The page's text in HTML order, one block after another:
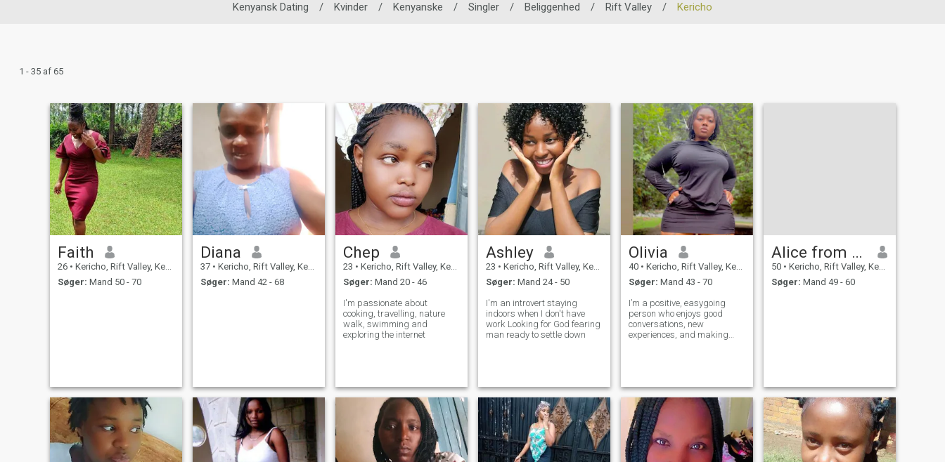
Kenyansk Dating / Kvinder / Kenyanske / Singler / Beliggenhed / Rift Valley / Kericho
1 - 35 af 65
Faith
26 • Kericho, Rift Valley, Kenya
Søger: Mand 50 - 70
Diana
37 • Kericho, Rift Valley, Kenya
Søger: Mand 42 - 68
Chep
23 • Kericho, Rift Valley, Kenya
Søger: Mand 20 - 46
I'm passionate about
cooking, travelling, nature
walk, swimming and
exploring the internet
Ashley
23 • Kericho, Rift Valley, Kenya
Søger: Mand 24 - 50
I'm an introvert staying
indoors when I don't have
work Looking for God fearing
man ready to settle down
Olivia
40 • Kericho, Rift Valley, Kenya
Søger: Mand 43 - 70
I’m a positive, easygoing
person who enjoys good
conversations, new
experiences, and making
Alice from Kenya 🇰🇪
50 • Kericho, Rift Valley, Kenya
Søger: Mand 49 - 60